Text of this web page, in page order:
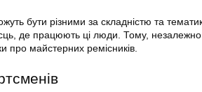
бути різними за складністю та
де працюють ці люди. Тому, незалежно
про майстерних ремісників.